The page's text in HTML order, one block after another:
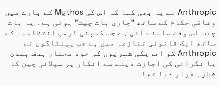
Anthropic نے یہ بھی کہا کہ اس کی Mythos کے بارے میں
حکام کے ساتھ “جاری بات چیت” ہوئی ہے۔ یہ بات
اس وقت سامنے آئی ہے جب کمپنی ٹرمپ انتظامیہ کے
ایک قانونی تنازعہ میں ہے جب پینٹاگون نے
Anthropic کو امریکی شہریوں کی خود مختار ہدف بندی
کی اجازت دینے سے انکار پر سپلائی چین کا
قرار دیا تھا۔